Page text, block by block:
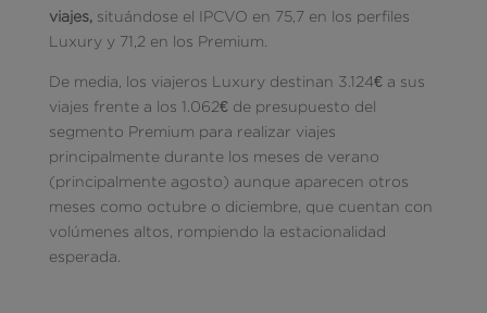
viajes, situándose el IPCVO en 75,7 en los perfiles
Luxury y 71,2 en los Premium.
De media, los viajeros Luxury destinan 3.124€ a sus
viajes frente a los 1.062€ de presupuesto del
segmento Premium para realizar viajes
principalmente durante los meses de verano
(principalmente agosto) aunque aparecen otros
meses como octubre o diciembre, que cuentan con
volúmenes altos, rompiendo la estacionalidad
esperada.